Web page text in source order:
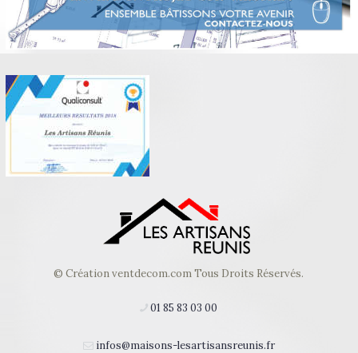
© Création ventdecom.comTous Droits Réservés.
01 85 83 03 00
infos@maisons-lesartisansreunis.fr